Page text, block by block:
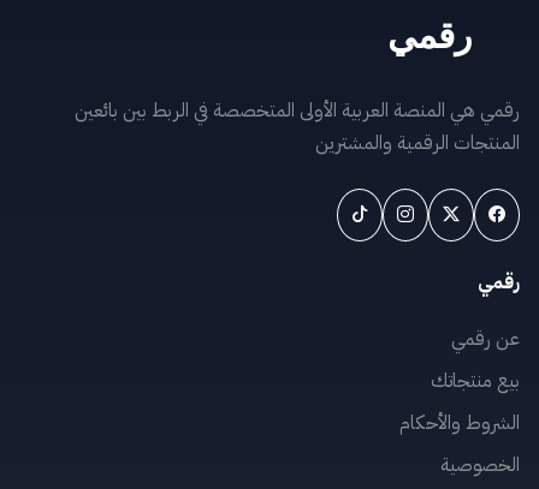
رقمي هي المنصة العربية الأولى المتخصصة في الربط بين بائعين
المنتجات الرقمية والمشترين
رقمي
عن رقمي
بيع منتجاتك
الشروط والأحكام
الخصوصية